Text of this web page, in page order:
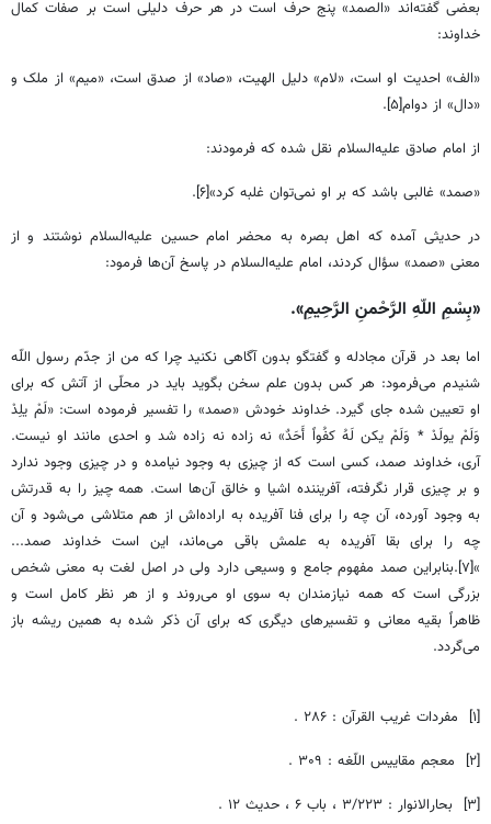
بعضی گفته‌اند «الصمد» پنج حرف است در هر حرف دلیلی است بر صفات کمال
خداوند:
«الف» احدیت او است، «لام» دلیل الهیت، «صاد» از صدق است، «میم» از ملک و
«دال» از دوام[۵].
از امام صادق علیه‌السلام نقل شده که فرمودند:
«صمد» غالبی باشد که بر او نمی‌توان غلبه کرد»[۶].
در حدیثی آمده که اهل بصره به محضر امام حسین علیه‌السلام نوشتند و از
معنی «صمد» سؤال کردند، امام علیه‌السلام در پاسخ آن‌ها فرمود:
«بِسْمِ اللّهِ الرَّحْمنِ الرَّحِیمِ».
اما بعد در قرآن مجادله و گفتگو بدون آگاهی نکنید چرا که من از جدّم رسول اللّه
شنیدم می‌فرمود: هر کس بدون علم سخن بگوید باید در محلّی از آتش که برای
او تعیین شده جای گیرد. خداوند خودش «صمد» را تفسیر فرموده است: «لَمْ یلِدْ
وَلَمْ یولَدْ * وَلَمْ یکن لَهُ کفُواً أَحَدٌ» نه زاده نه زاده شد و احدی مانند او نیست.
آری، خداوند صمد، کسی است که از چیزی به وجود نیامده و در چیزی وجود ندارد
و بر چیزی قرار نگرفته، آفریننده اشیا و خالق آن‌ها است. همه چیز را به قدرتش
به وجود آورده، آن چه را برای فنا آفریده به اراده‌اش از هم متلاشی می‌شود و آن
چه را برای بقا آفریده به علمش باقی می‌ماند، این است خداوند صمد...
»[۷].بنابراین صمد مفهوم جامع و وسیعی دارد ولی در اصل لغت به معنی شخص
بزرگی است که همه نیازمندان به سوی او می‌روند و از هر نظر کامل است و
ظاهراً بقیه معانی و تفسیرهای دیگری که برای آن ذکر شده به همین ریشه باز
می‌گردد.
[۱] مفردات غریب القرآن : ۲۸۶ .
[۲] معجم مقاییس اللّغه : ۳۰۹ .
[۳] بحارالانوار : ۳/۲۲۳ ، باب ۶ ، حدیث ۱۲ .